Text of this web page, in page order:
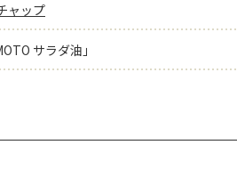
ャップ
サラダ油」